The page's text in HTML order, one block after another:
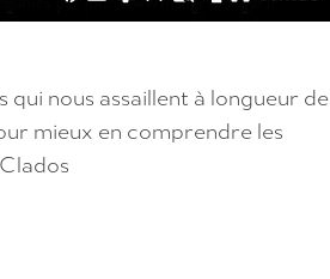
nous assaillent à longueur de
mieux en comprendre les